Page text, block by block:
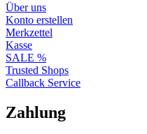
Über uns
Konto erstellen
Merkzettel
Kasse
SALE %
Trusted Shops
Callback Service
Zahlung